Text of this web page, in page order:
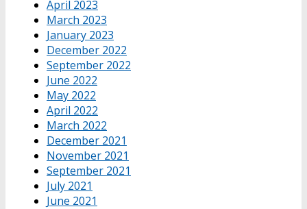
April 2023
March 2023
January 2023
December 2022
September 2022
June 2022
May 2022
April 2022
March 2022
December 2021
November 2021
September 2021
July 2021
June 2021